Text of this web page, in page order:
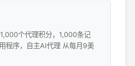
个代理积分，1,000条记
程序，自主AI代理 从每月9美